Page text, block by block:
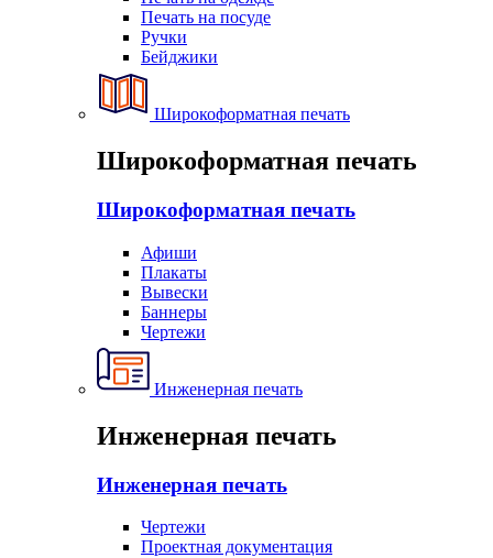
Печать на посуде
Ручки
Бейджики
Широкоформатная печать
Широкоформатная печать
Широкоформатная печать
Афиши
Плакаты
Вывески
Баннеры
Чертежи
Инженерная печать
Инженерная печать
Инженерная печать
Чертежи
Проектная документация